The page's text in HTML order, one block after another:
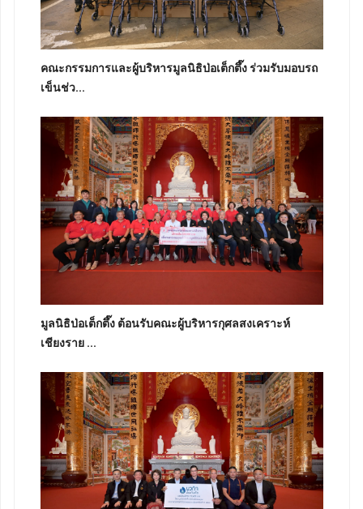
คณะกรรมการและผู้บริหารมูลนิธิป่อเต็กตึ๊ง ร่วมรับมอบรถ
เข็นช่ว...
มูลนิธิป่อเต็กตึ๊ง ต้อนรับคณะผู้บริหารกุศลสงเคราะห์
เชียงราย ...